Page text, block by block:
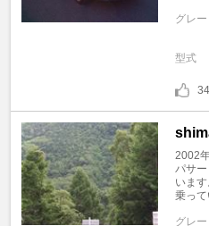
グレー
型式
34
2002
パサ
いま
乗っ
グレー